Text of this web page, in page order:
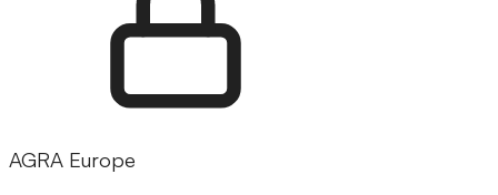
AGRA Europe